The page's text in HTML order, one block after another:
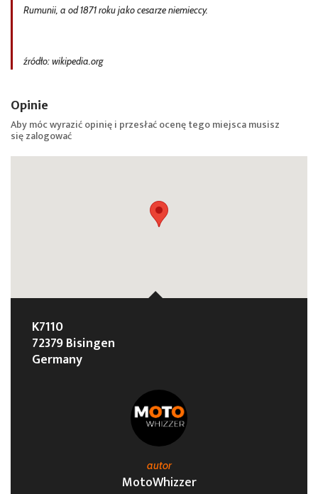
Rumunii, a od 1871 roku jako cesarze niemieccy.
źródło: wikipedia.org
Opinie
Aby móc wyrazić opinię i przesłać ocenę tego miejsca musisz
sięzalogować
K7110
72379 Bisingen
Germany
autor
MotoWhizzer